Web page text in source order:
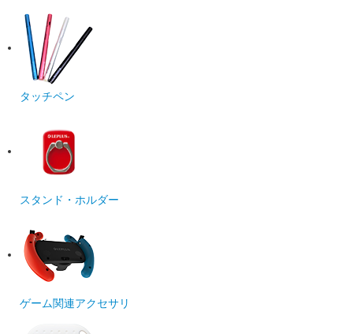
タッチペン
スタンド・ホルダー
ゲーム関連アクセサリ